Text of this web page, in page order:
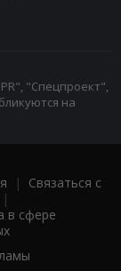
"Спецпроект",
на
| Связаться с
|
в сфере